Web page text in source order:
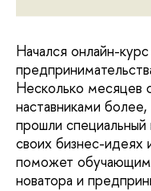
Начался онлайн-
Несколько месяцев
наставниками
прошли специальный
своих бизнес-идеях
поможет
новатора и